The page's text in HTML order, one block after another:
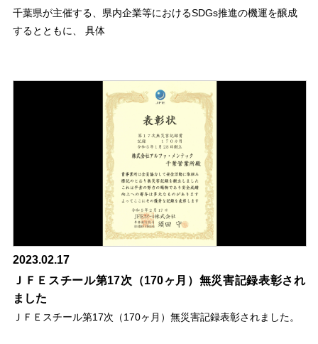
千葉県が主催する、県内企業等におけるSDGs推進の機運を醸成
するとともに、 具体
2023.02.17
ＪＦＥスチール第17次（170ヶ月）無災害記録表彰され
ました
ＪＦＥスチール第17次（170ヶ月）無災害記録表彰されました。